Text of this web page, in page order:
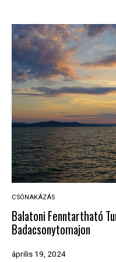
CSÓNAKÁZÁS
Balatoni Fenntartható
Badacsonytomajon
április 19, 2024